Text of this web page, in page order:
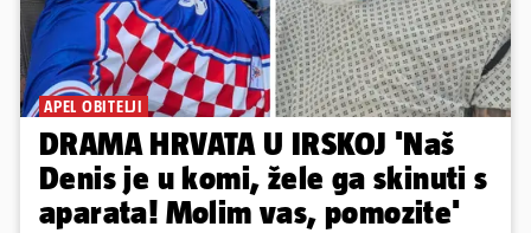
APEL OBITELJI
DRAMA HRVATA U IRSKOJ 'Naš
Denis je u komi, žele ga skinuti s
aparata! Molim vas, pomozite'